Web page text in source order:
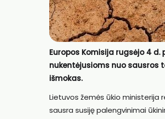
Europos Komisija rugsėjo 4
nukentėjusioms nuo sausros
išmokas.
Lietuvos žemės ūkio ministerija
sausra susiję palengvinimai